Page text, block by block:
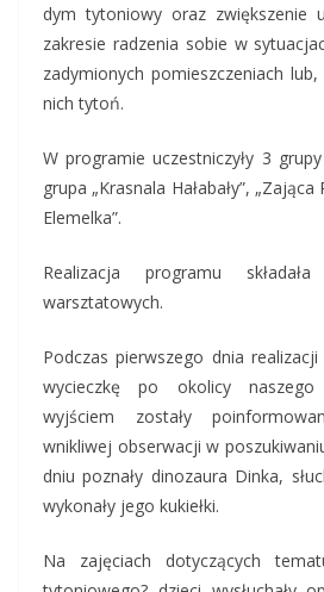
dym tytoniowy oraz zwiększenie
zakresie radzenia sobie w
zadymionych pomieszczeniach
nich tytoń.
W programie uczestniczyły 3
grupa „Krasnala Hałabały”,
Elemelka”.
Realizacja programu
warsztatowych.
Podczas pierwszego dnia
wycieczkę po okolicy naszego
wyjściem zostały
wnikliwej obserwacji w
dniu poznały dinozaura Dinka,
wykonały jego kukiełki.
Na zajęciach dotyczących